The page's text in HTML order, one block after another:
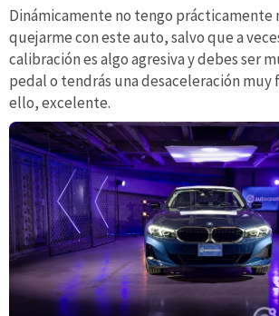
Dinámicamente no tengo prácticamente
quejarme con este auto, salvo que a
calibración es algo agresiva y debes ser
pedal o tendrás una desaceleración muy
ello, excelente.